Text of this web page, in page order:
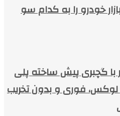
خودرو را به کدام سو
با گچبری پیش ساخته پلی
لوکس، فوری و بدون تخریب